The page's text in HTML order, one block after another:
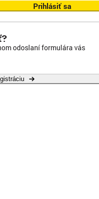
Prihlásiť sa
odoslaní formulára vás